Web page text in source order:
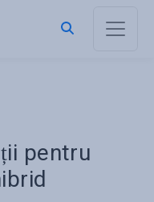
pentru